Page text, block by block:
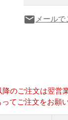
local_post_officeメール
ご注文は翌営
てご注文をお願い